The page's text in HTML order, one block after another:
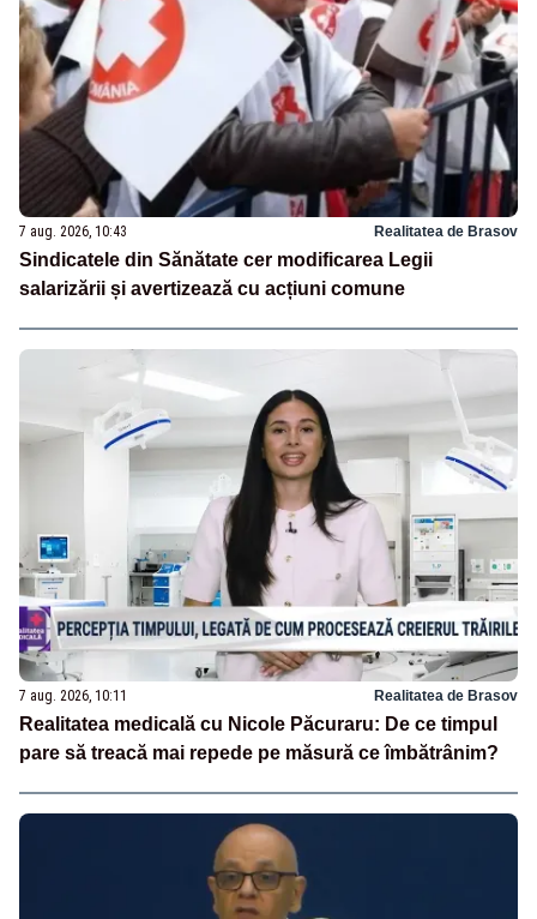
7 aug. 2026, 10:43 Realitatea de Brasov
Sindicatele din Sănătate cer modificarea Legii
salarizării și avertizează cu acțiuni comune
7 aug. 2026, 10:11 Realitatea de Brasov
Realitatea medicală cu Nicole Păcuraru: De ce timpul
pare să treacă mai repede pe măsură ce îmbătrânim?